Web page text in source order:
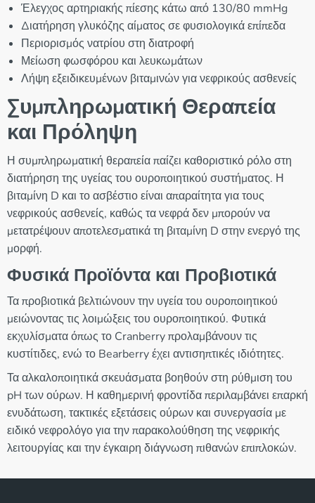
Έλεγχος αρτηριακής πίεσης κάτω από 130/80 mmHg
Διατήρηση γλυκόζης αίματος σε φυσιολογικά επίπεδα
Περιορισμός νατρίου στη διατροφή
Μείωση φωσφόρου και λευκωμάτων
Λήψη εξειδικευμένων βιταμινών για νεφρικούς ασθενείς
Συμπληρωματική Θεραπεία
και Πρόληψη
Η συμπληρωματική θεραπεία παίζει καθοριστικό ρόλο στη
διατήρηση της υγείας του ουροποιητικού συστήματος. Η
βιταμίνη D και το ασβέστιο είναι απαραίτητα για τους
νεφρικούς ασθενείς, καθώς τα νεφρά δεν μπορούν να
μετατρέψουν αποτελεσματικά τη βιταμίνη D στην ενεργό της
μορφή.
Φυσικά Προϊόντα και Προβιοτικά
Τα προβιοτικά βελτιώνουν την υγεία του ουροποιητικού
μειώνοντας τις λοιμώξεις του ουροποιητικού. Φυτικά
εκχυλίσματα όπως το Cranberry προλαμβάνουν τις
κυστίτιδες, ενώ το Bearberry έχει αντισηπτικές ιδιότητες.
Τα αλκαλοποιητικά σκευάσματα βοηθούν στη ρύθμιση του
pH των ούρων. Η καθημερινή φροντίδα περιλαμβάνει επαρκή
ενυδάτωση, τακτικές εξετάσεις ούρων και συνεργασία με
ειδικό νεφρολόγο για την παρακολούθηση της νεφρικής
λειτουργίας και την έγκαιρη διάγνωση πιθανών επιπλοκών.